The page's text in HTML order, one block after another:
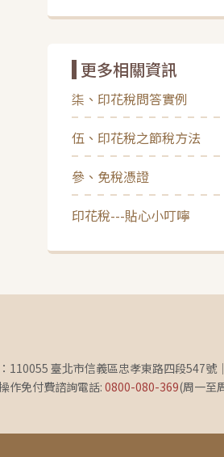
更多相關資訊
柒、印花稅問答實例
伍、印花稅之節稅方法
參、免稅憑證
印花稅---貼心小叮嚀
110055 臺北市信義區忠孝東路四段547號
作免付費諮詢電話:0800-080-369(周一至